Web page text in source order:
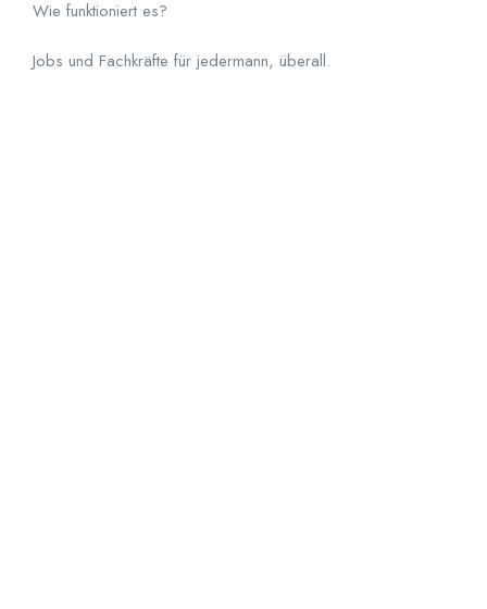
Wie funktioniert es?
Jobs und Fachkräfte für jedermann, überall.